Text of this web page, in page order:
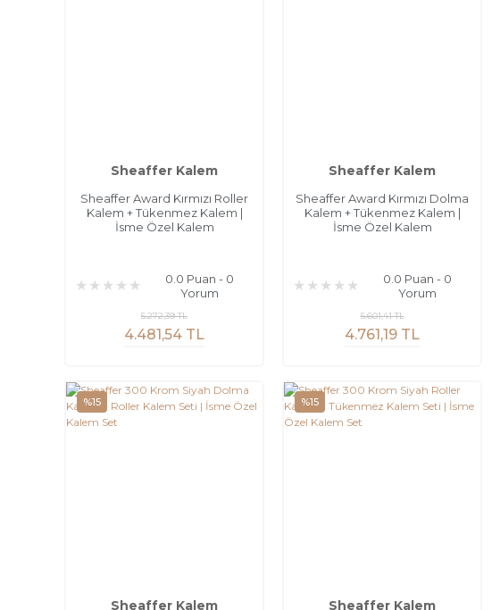
Sheaffer Kalem
Sheaffer Award Kırmızı Roller
Kalem + Tükenmez Kalem |
İsme Özel Kalem
0.0 Puan - 0
Yorum
4.481,54 TL
5.272,39 TL
Sheaffer Kalem
Sheaffer Award Kırmızı Dolma
Kalem + Tükenmez Kalem |
İsme Özel Kalem
0.0 Puan - 0
Yorum
4.761,19 TL
5.601,41 TL
%15
Sheaffer Kalem
%15
Sheaffer Kalem